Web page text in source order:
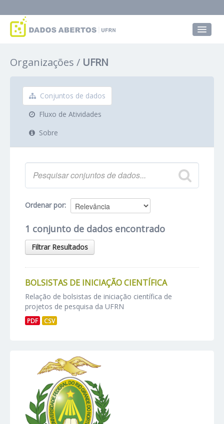
Grupos
Sobre
Organizações UFRN
Conjuntos de dados
Fluxo de Atividades
Sobre
Ordenar por
1 conjunto de dados encontrado
Filtrar Resultados
BOLSISTAS DE INICIAÇÃO CIENTÍFICA
Relação de bolsistas de iniciação científica de
projetos de pesquisa da UFRN
PDF CSV